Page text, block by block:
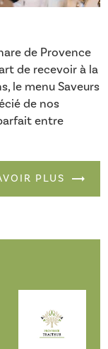
de Provence
de recevoir à la
le menu Saveurs
de nos
entre
PLUS